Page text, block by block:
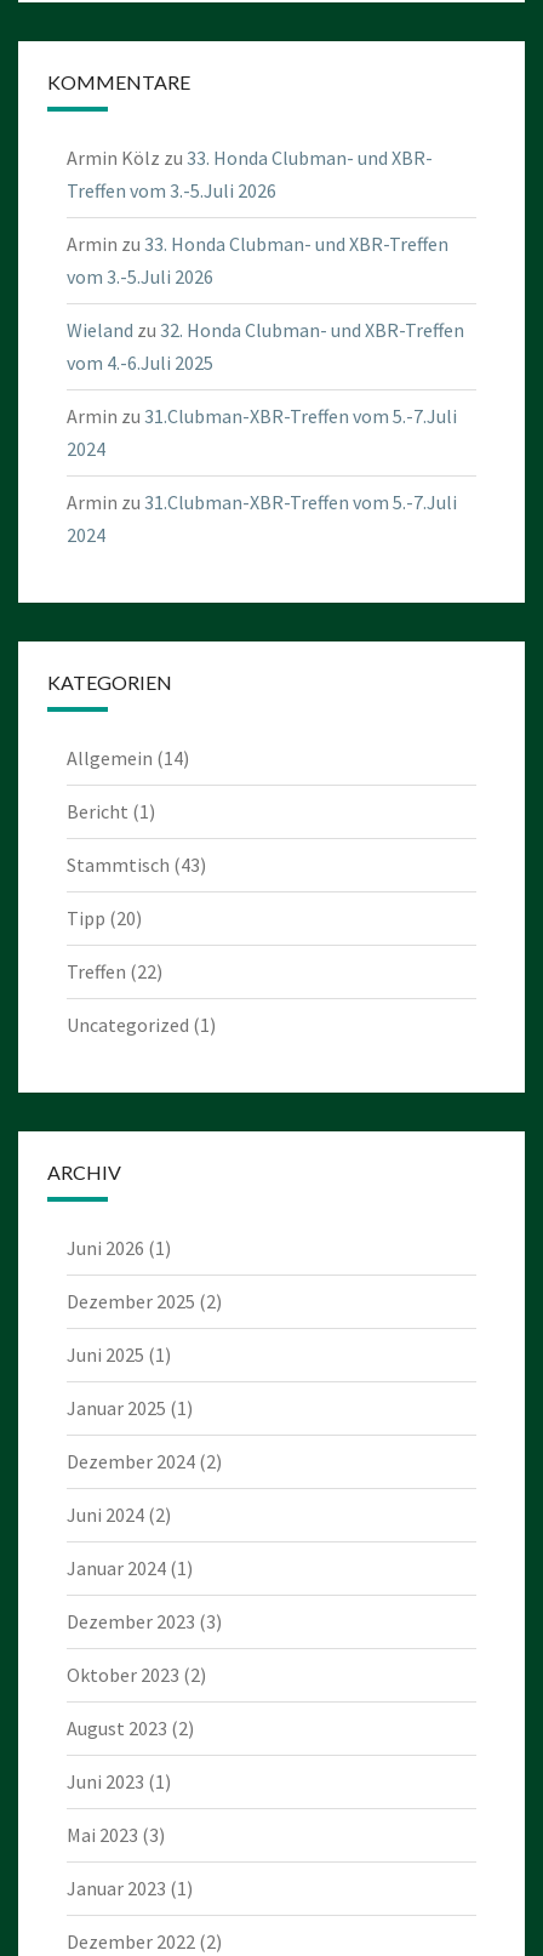
KOMMENTARE
Armin Kölz zu 33. Honda Clubman- und XBR-
Treffen vom 3.-5.Juli 2026
Armin zu 33. Honda Clubman- und XBR-Treffen
vom 3.-5.Juli 2026
Wieland zu 32. Honda Clubman- und XBR-Treffen
vom 4.-6.Juli 2025
Armin zu 31.Clubman-XBR-Treffen vom 5.-7.Juli
2024
Armin zu 31.Clubman-XBR-Treffen vom 5.-7.Juli
2024
KATEGORIEN
Allgemein (14)
Bericht (1)
Stammtisch (43)
Tipp (20)
Treffen (22)
Uncategorized (1)
ARCHIV
Juni 2026 (1)
Dezember 2025 (2)
Juni 2025 (1)
Januar 2025 (1)
Dezember 2024 (2)
Juni 2024 (2)
Januar 2024 (1)
Dezember 2023 (3)
Oktober 2023 (2)
August 2023 (2)
Juni 2023 (1)
Mai 2023 (3)
Januar 2023 (1)
Dezember 2022 (2)